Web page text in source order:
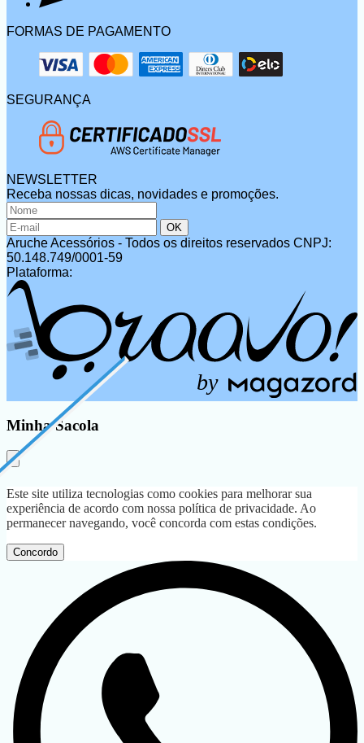
FORMAS DE PAGAMENTO
SEGURANÇA
NEWSLETTER
Receba nossas dicas, novidades e promoções.
Aruche Acessórios - Todos os direitos reservados CNPJ:
50.148.749/0001-59
Plataforma:
by
Minha Sacola
Este site utiliza tecnologias como cookies para melhorar sua
experiência de acordo com nossa política de privacidade. Ao
permanecer navegando, você concorda com estas condições.
Concordo